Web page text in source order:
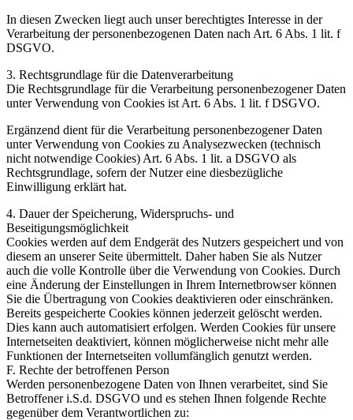
In diesen Zwecken liegt auch unser berechtigtes Interesse in der
Verarbeitung der personenbezogenen Daten nach Art. 6 Abs. 1 lit. f
DSGVO.
3. Rechtsgrundlage für die Datenverarbeitung
Die Rechtsgrundlage für die Verarbeitung personenbezogener Daten
unter Verwendung von Cookies ist Art. 6 Abs. 1 lit. f DSGVO.
Ergänzend dient für die Verarbeitung personenbezogener Daten
unter Verwendung von Cookies zu Analysezwecken (technisch
nicht notwendige Cookies) Art. 6 Abs. 1 lit. a DSGVO als
Rechtsgrundlage, sofern der Nutzer eine diesbezügliche
Einwilligung erklärt hat.
4. Dauer der Speicherung, Widerspruchs- und
Beseitigungsmöglichkeit
Cookies werden auf dem Endgerät des Nutzers gespeichert und von
diesem an unserer Seite übermittelt. Daher haben Sie als Nutzer
auch die volle Kontrolle über die Verwendung von Cookies. Durch
eine Änderung der Einstellungen in Ihrem Internetbrowser können
Sie die Übertragung von Cookies deaktivieren oder einschränken.
Bereits gespeicherte Cookies können jederzeit gelöscht werden.
Dies kann auch automatisiert erfolgen. Werden Cookies für unsere
Internetseiten deaktiviert, können möglicherweise nicht mehr alle
Funktionen der Internetseiten vollumfänglich genutzt werden.
F. Rechte der betroffenen Person
Werden personenbezogene Daten von Ihnen verarbeitet, sind Sie
Betroffener i.S.d. DSGVO und es stehen Ihnen folgende Rechte
gegenüber dem Verantwortlichen zu: